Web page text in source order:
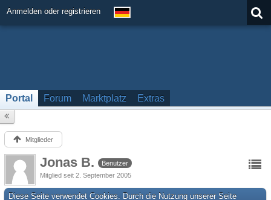
Anmelden oder registrieren
Portal Forum Marktplatz Extras
Mitglieder
Jonas B.
Benutzer
Mitglied seit 2. September 2005
Diese Seite verwendet Cookies. Durch die Nutzung unserer Seite